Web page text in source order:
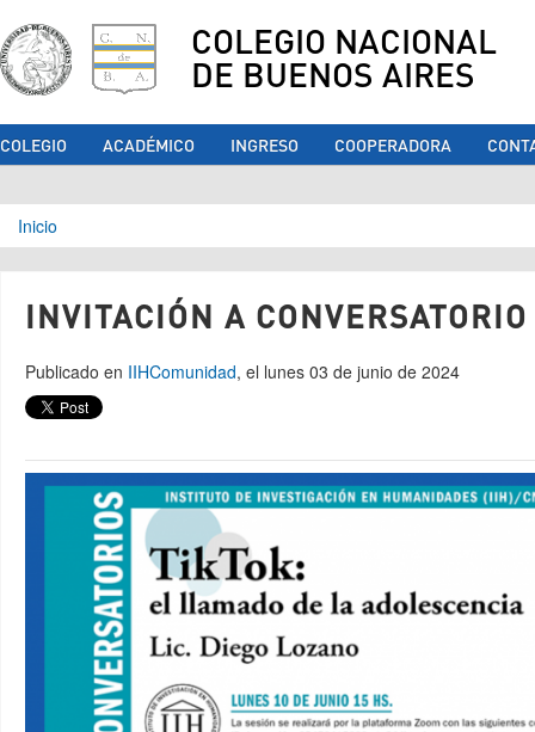
COLEGIO NACIONAL
DE BUENOS AIRES
COLEGIO ACADÉMICO INGRESO COOPERADORA
Se encuentra usted aquí
Inicio
INVITACIÓN A
Publicado en IIHComunidad, el lunes 03 de junio de 2024